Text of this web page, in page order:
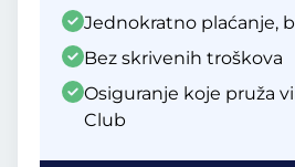
Jednokratno plaćanje,
Bez skrivenih troškova
Osiguranje koje pruža
Club